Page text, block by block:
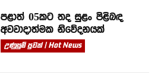
පළාත් 05කට තද සුළං පිළිබඳ
අවවාදාත්මක නිවේදනයක්
උණුසුම් පුවත් | Hot News